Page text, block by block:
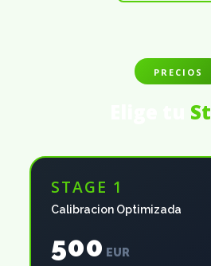
PRECIOS
STAGE 1
Calibracion Optimizada
500 EUR